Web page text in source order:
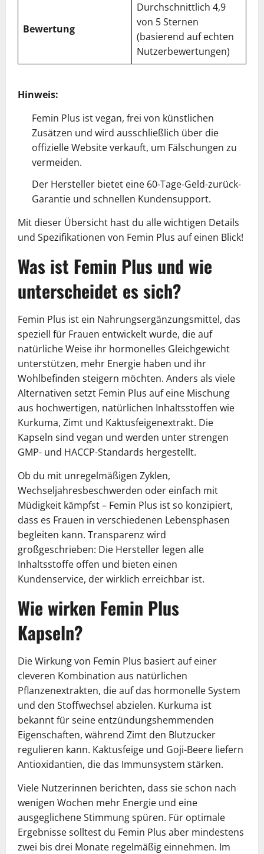
Bewertung
Durchschnittlich 4,9
von 5 Sternen
(basierend auf echten
Nutzerbewertungen)
Hinweis:
Femin Plus ist vegan, frei von künstlichen
Zusätzen und wird ausschließlich über die
offizielle Website verkauft, um Fälschungen zu
vermeiden.
Der Hersteller bietet eine 60-Tage-Geld-zurück-
Garantie und schnellen Kundensupport.
Mit dieser Übersicht hast du alle wichtigen Details
und Spezifikationen von Femin Plus auf einen Blick!
Was ist Femin Plus und wie
unterscheidet es sich?
Femin Plus ist ein Nahrungsergänzungsmittel, das
speziell für Frauen entwickelt wurde, die auf
natürliche Weise ihr hormonelles Gleichgewicht
unterstützen, mehr Energie haben und ihr
Wohlbefinden steigern möchten. Anders als viele
Alternativen setzt Femin Plus auf eine Mischung
aus hochwertigen, natürlichen Inhaltsstoffen wie
Kurkuma, Zimt und Kaktusfeigenextrakt. Die
Kapseln sind vegan und werden unter strengen
GMP- und HACCP-Standards hergestellt.
Ob du mit unregelmäßigen Zyklen,
Wechseljahresbeschwerden oder einfach mit
Müdigkeit kämpfst – Femin Plus ist so konzipiert,
dass es Frauen in verschiedenen Lebensphasen
begleiten kann. Transparenz wird
großgeschrieben: Die Hersteller legen alle
Inhaltsstoffe offen und bieten einen
Kundenservice, der wirklich erreichbar ist.
Wie wirken Femin Plus
Kapseln?
Die Wirkung von Femin Plus basiert auf einer
cleveren Kombination aus natürlichen
Pflanzenextrakten, die auf das hormonelle System
und den Stoffwechsel abzielen. Kurkuma ist
bekannt für seine entzündungshemmenden
Eigenschaften, während Zimt den Blutzucker
regulieren kann. Kaktusfeige und Goji-Beere liefern
Antioxidantien, die das Immunsystem stärken.
Viele Nutzerinnen berichten, dass sie schon nach
wenigen Wochen mehr Energie und eine
ausgeglichene Stimmung spüren. Für optimale
Ergebnisse solltest du Femin Plus aber mindestens
zwei bis drei Monate regelmäßig einnehmen. Im